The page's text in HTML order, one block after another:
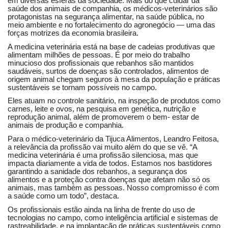
saúde dos animais de companhia, os médicos-veterinários são
protagonistas na segurança alimentar, na saúde pública, no
meio ambiente e no fortalecimento do agronegócio — uma das
forças motrizes da economia brasileira.
A medicina veterinária está na base de cadeias produtivas que
alimentam milhões de pessoas. É por meio do trabalho
minucioso dos profissionais que rebanhos são mantidos
saudáveis, surtos de doenças são controlados, alimentos de
origem animal chegam seguros à mesa da população e práticas
sustentáveis se tornam possíveis no campo.
Eles atuam no controle sanitário, na inspeção de produtos como
carnes, leite e ovos, na pesquisa em genética, nutrição e
reprodução animal, além de promoverem o bem- estar de
animais de produção e companhia.
Para o médico-veterinário da Tijuca Alimentos, Leandro Feitosa,
a relevância da profissão vai muito além do que se vê. “A
medicina veterinária é uma profissão silenciosa, mas que
impacta diariamente a vida de todos. Estamos nos bastidores
garantindo a sanidade dos rebanhos, a segurança dos
alimentos e a proteção contra doenças que afetam não só os
animais, mas também as pessoas. Nosso compromisso é com
a saúde como um todo”, destaca.
Os profissionais estão ainda na linha de frente do uso de
tecnologias no campo, como inteligência artificial e sistemas de
rastreabilidade, e na implantação de práticas sustentáveis como